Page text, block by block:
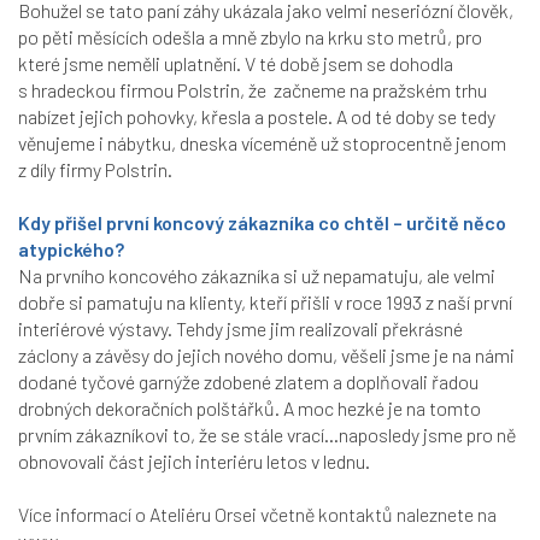
Bohužel se tato paní záhy ukázala jako velmi neseriózní člověk,
po pěti měsících odešla a mně zbylo na krku sto metrů, pro
které jsme neměli uplatnění. V té době jsem se dohodla
s hradeckou firmou Polstrin, že začneme na pražském trhu
nabízet jejich pohovky, křesla a postele. A od té doby se tedy
věnujeme i nábytku, dneska víceméně už stoprocentně jenom
z díly firmy Polstrin.
Kdy přišel první koncový zákazníka co chtěl – určitě něco
atypického?
Na prvního koncového zákazníka si už nepamatuju, ale velmi
dobře si pamatuju na klienty, kteří přišli v roce 1993 z naší první
interiérové výstavy. Tehdy jsme jim realizovali překrásné
záclony a závěsy do jejich nového domu, věšeli jsme je na námi
dodané tyčové garnýže zdobené zlatem a doplňovali řadou
drobných dekoračních polštářků. A moc hezké je na tomto
prvním zákazníkovi to, že se stále vrací…naposledy jsme pro ně
obnovovali část jejich interiéru letos v lednu.
Více informací o Ateliéru Orsei včetně kontaktů naleznete na